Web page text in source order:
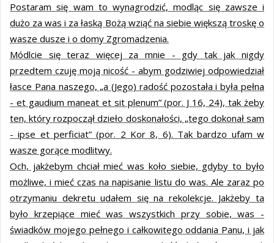
Postaram się wam to wynagrodzić, modląc się zawsze i
dużo za was i za łaską Bożą wziąć na siebie większą troskę o
wasze dusze i o domy Zgromadzenia.
Módlcie się teraz więcej za mnie - gdy tak jak nigdy
przedtem czuję moją nicość - abym godziwiej odpowiedział
łasce Pana naszego, „a (Jego) radość pozostała i była pełna
- et gaudium maneat et sit plenum” (por. J 16, 24), tak żeby
ten, który rozpoczął dzieło doskonałości, „tego dokonał sam
- ipse et perficiat” (por. 2 Kor 8, 6). Tak bardzo ufam w
wasze gorące modlitwy.
Och, jakżebym chciał mieć was koło siebie, gdyby to było
możliwe, i mieć czas na napisanie listu do was. Ale zaraz po
otrzymaniu dekretu udałem się na rekolekcje. Jakżeby ta
było krzepiące mieć was wszystkich przy sobie, was -
świadków mojego pełnego i całkowitego oddania Panu, i jak